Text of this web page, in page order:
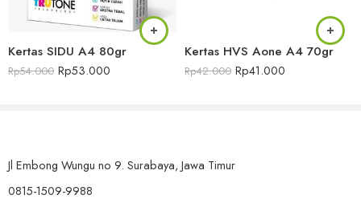
Kantor : Jl. Embong Wungu No. 9, Surabaya, Jawa Timur
Telepon : (031) 5482000 atau WA : 081515099988
Email : sales@amb-tech.com
Kertas SIDU A4 80gr
Rp54.000 Rp53.000
Kertas HVS Aone A4 70gr
Rp42.000 Rp41.000
Jl Embong Wungu no 9. Surabaya, Jawa Timur
0815-1509-9988